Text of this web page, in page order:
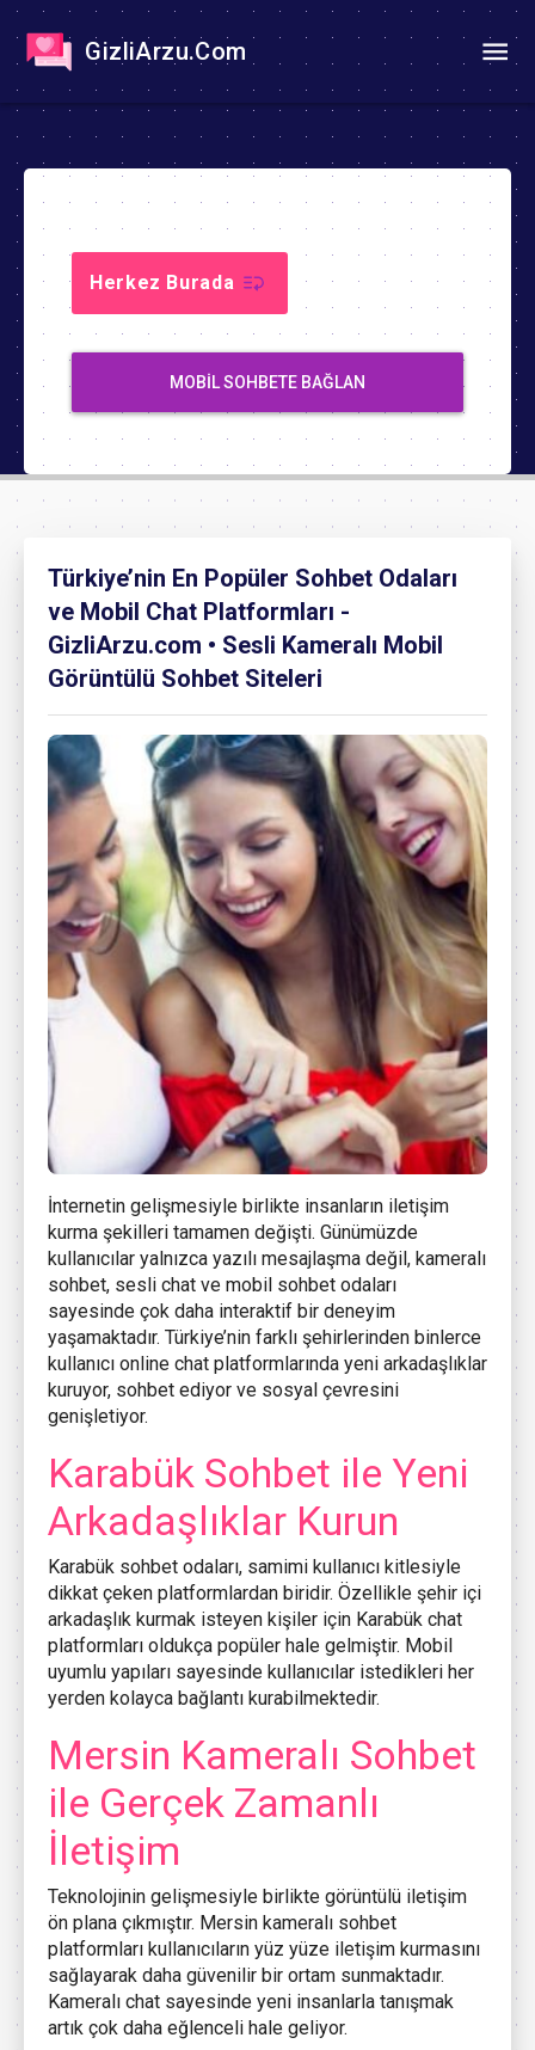
GizliArzu.Com
Herkez Burada
MOBIL SOHBETE BAĞLAN
Türkiye’nin En Popüler Sohbet Odaları
ve Mobil Chat Platformları -
GizliArzu.com • Sesli Kameralı Mobil
Görüntülü Sohbet Siteleri
İnternetin gelişmesiyle birlikte insanların iletişim
kurma şekilleri tamamen değişti. Günümüzde
kullanıcılar yalnızca yazılı mesajlaşma değil, kameralı
sohbet, sesli chat ve mobil sohbet odaları
sayesinde çok daha interaktif bir deneyim
yaşamaktadır. Türkiye’nin farklı şehirlerinden binlerce
kullanıcı online chat platformlarında yeni arkadaşlıklar
kuruyor, sohbet ediyor ve sosyal çevresini
genişletiyor.
Karabük Sohbet ile Yeni
Arkadaşlıklar Kurun
Karabük sohbet odaları, samimi kullanıcı kitlesiyle
dikkat çeken platformlardan biridir. Özellikle şehir içi
arkadaşlık kurmak isteyen kişiler için Karabük chat
platformları oldukça popüler hale gelmiştir. Mobil
uyumlu yapıları sayesinde kullanıcılar istedikleri her
yerden kolayca bağlantı kurabilmektedir.
Mersin Kameralı Sohbet
ile Gerçek Zamanlı
İletişim
Teknolojinin gelişmesiyle birlikte görüntülü iletişim
ön plana çıkmıştır. Mersin kameralı sohbet
platformları kullanıcıların yüz yüze iletişim kurmasını
sağlayarak daha güvenilir bir ortam sunmaktadır.
Kameralı chat sayesinde yeni insanlarla tanışmak
artık çok daha eğlenceli hale geliyor.